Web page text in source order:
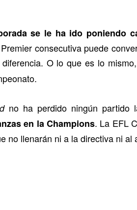
se le ha ido poniendo
consecutiva puede
O lo que es lo
no ha perdido ningún partido
en la Champions. La EFL
no llenarán ni a la directiva ni al